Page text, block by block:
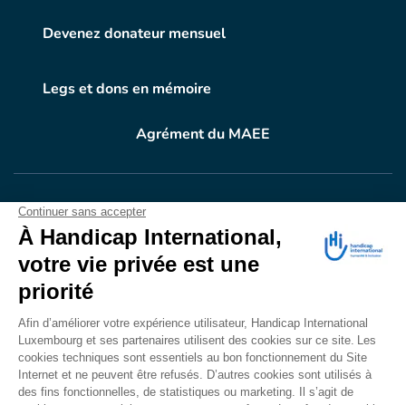
Devenez donateur mensuel
Legs et dons en mémoire
Agrément du MAEE
VOTRE DONEN ACTION
Grâce à vous, en 2024, 604.716 personnes ont
bénéficié d’appareillage et d’activités de réadaptation.
Merci pour votre générosité.
Lire notre rapport annuel